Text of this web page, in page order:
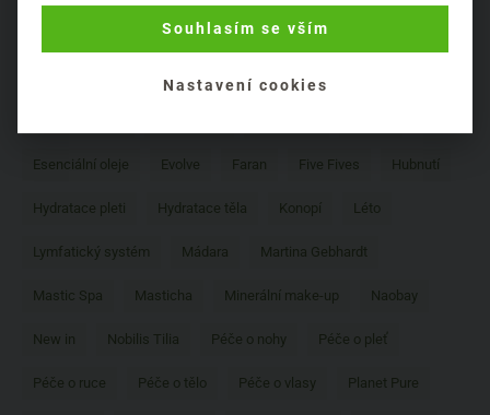
Biodynamické zemědělství Ceano Coslys
Dekorativní kosmetika Delibutus DIY
Esenciální oleje Evolve Faran Five Fives Hubnutí
Hydratace pleti Hydratace těla Konopí Léto
Lymfatický systém Mádara Martina Gebhardt
Mastic Spa Masticha Minerální make-up Naobay
New in Nobilis Tilia Péče o nohy Péče o pleť
Péče o ruce Péče o tělo Péče o vlasy Planet Pure
Souhlasím se vším
Nastavení cookies